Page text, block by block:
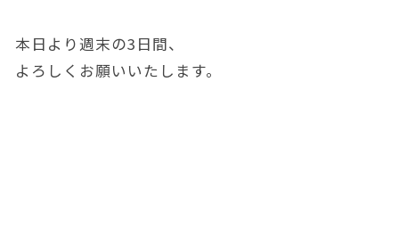
本日より週末の3日間、
よろしくお願いいたします。